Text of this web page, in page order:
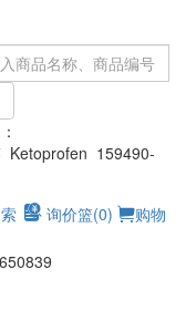
Ketoprofen 159490-
询价篮(0)
购物